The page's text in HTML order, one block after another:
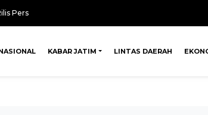
Pers
KABAR JATIM LINTAS DAERAH